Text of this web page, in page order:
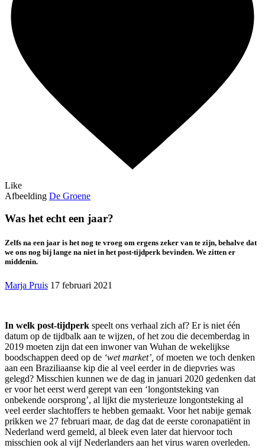
Like
Afbeelding De Groene
Was het echt een jaar?
Zelfs na een jaar is het nog te vroeg om ergens zeker van te zijn, behalve dat
we ons nog bij lange na niet in het post-tijdperk bevinden. We zitten er
middenin.
Marja Pruis 17 februari 2021
In welk post-tijdperk speelt ons verhaal zich af? Er is niet één
datum op de tijdbalk aan te wijzen, of het zou die decemberdag in
2019 moeten zijn dat een inwoner van Wuhan de wekelijkse
boodschappen deed op de ‘wet market’ of moeten we toch denken
aan een Braziliaanse kip die al veel eerder in de diepvries was
gelegd? Misschien kunnen we de dag in januari 2020 gedenken dat
er voor het eerst werd gerept van een ‘longontsteking van
onbekende oorsprong’, al lijkt die mysterieuze longontsteking al
veel eerder slachtoffers te hebben gemaakt. Voor het nabije gemak
prikken we 27 februari maar, de dag dat de eerste coronapatiënt in
Nederland werd gemeld, al bleek even later dat hiervoor toch
misschien ook al vijf Nederlanders aan het virus waren overleden.